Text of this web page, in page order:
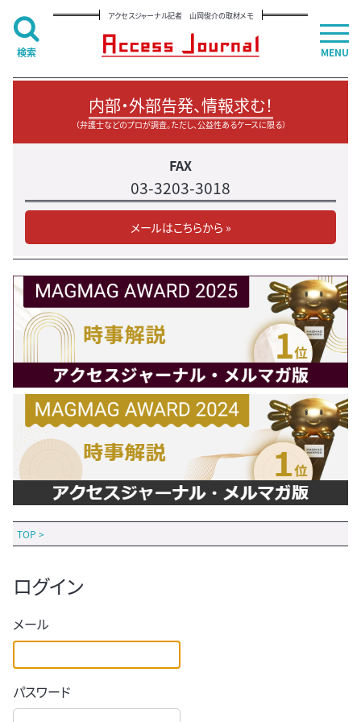
アクセスジャーナル記者 山岡俊介の取材メモ
内部・外部告発、情報求む！
（弁護士などのプロが調査。ただし、公益性あるケースに限る）
FAX
03-3203-3018
メールはこちらから »
TOP >
ログイン
メール
パスワード
MENU
検索